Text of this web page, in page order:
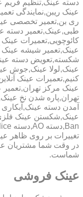
دسته عینک,تنظیم فریم
عینک ریبن,نمایندگی
ری بن,تعمیر تخصصی
طبی,عینک,تعمیر دسته
کائوچویی,تعمیرات
عینک,تعمیر شیشه عینک
شکسته,تعویض دسته
عینک,لولا عینک,جوش
کنیم,تعمیرات عینک
عینک مرکز
تهران,پاره شدن نخ
آمدن دسته
تغییرات بر روی ظاهر
در وقت شما مشتریان
شماست.
عینک فروشی